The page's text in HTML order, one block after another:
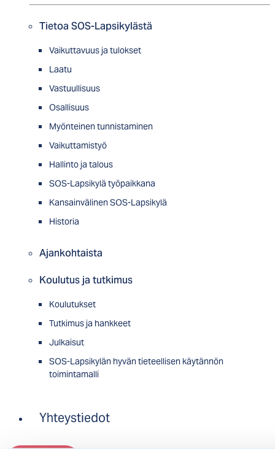
Tietoa SOS-Lapsikylästä
Vaikuttavuus ja tulokset
Laatu
Vastuullisuus
Osallisuus
Myön­tei­nen tun­nis­ta­minen
Vaikuttamistyö
Hallinto ja talous
SOS-Lapsikylä työpaikkana
Kansainvälinen SOS-Lapsikylä
Historia
Ajankohtaista
Koulutus ja tutkimus
Koulutukset
Tutkimus ja hankkeet
Julkaisut
SOS-Lapsikylän hyvän tieteellisen käytännön
toimintamalli
Yhteystiedot